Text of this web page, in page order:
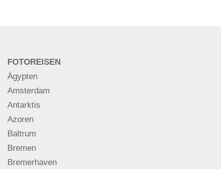
FOTOREISEN
Ägypten
Amsterdam
Antarktis
Azoren
Baltrum
Bremen
Bremerhaven